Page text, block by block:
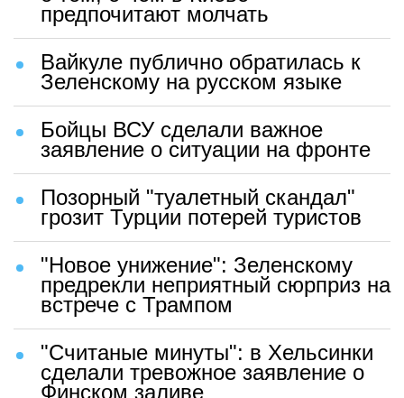
предпочитают молчать
Вайкуле публично обратилась к
Зеленскому на русском языке
Бойцы ВСУ сделали важное
заявление о ситуации на фронте
Позорный "туалетный скандал"
грозит Турции потерей туристов
"Новое унижение": Зеленскому
предрекли неприятный сюрприз на
встрече с Трампом
"Считаные минуты": в Хельсинки
сделали тревожное заявление о
Финском заливе